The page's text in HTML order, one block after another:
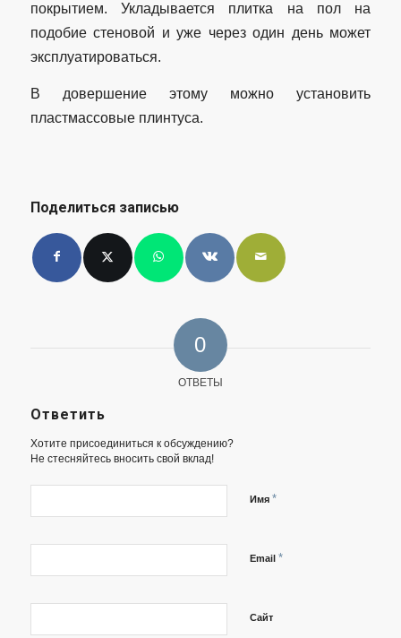
покрытием. Укладывается плитка на пол на
подобие стеновой и уже через один день может
эксплуатироваться.
В довершение этому можно установить
пластмассовые плинтуса.
Поделиться записью
0
ОТВЕТЫ
Ответить
Хотите присоединиться к обсуждению?
Не стесняйтесь вносить свой вклад!
Имя *
Email *
Сайт